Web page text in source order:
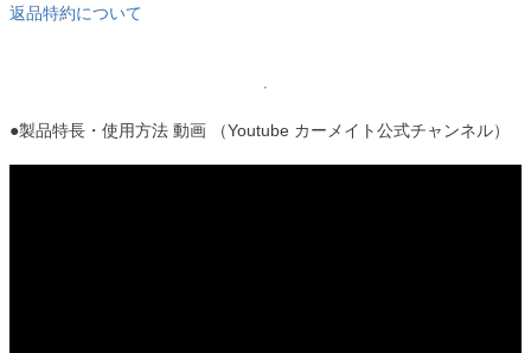
返品特約について
●製品特長・使用方法 動画 （Youtube カーメイト公式チャンネル）